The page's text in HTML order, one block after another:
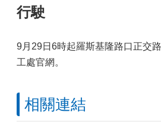
行駛
9月29日6時起羅斯基隆路口正交
工處官網。
相關連結